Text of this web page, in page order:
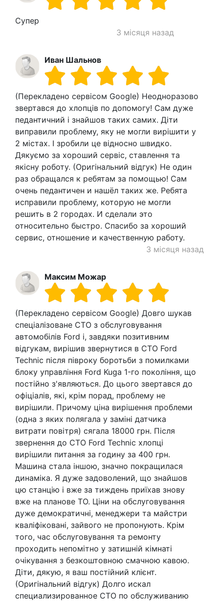
Супер
3 місяця назад
Иван Шальнов
(Перекладено сервісом Google) Неодноразово
звертався до хлопців по допомогу! Сам дуже
педантичний і знайшов таких самих. Діти
виправили проблему, яку не могли вирішити у
2 містах. І зробили це відносно швидко.
Дякуємо за хороший сервіс, ставлення та
якісну роботу. (Оригінальний відгук) Не один
раз обращался к ребятам за помощью! Сам
очень педантичен и нашёл таких же. Ребята
исправили проблему, которую не могли
решить в 2 городах. И сделали это
относительно быстро. Спасибо за хороший
сервис, отношение и качественную работу.
3 місяця назад
Максим Можар
(Перекладено сервісом Google) Довго шукав
спеціалізоване СТО з обслуговування
автомобілів Ford і, завдяки позитивним
відгукам, вирішив звернутися в СТО Ford
Technic після півроку боротьби з помилками
блоку управління Ford Kuga 1-го покоління, що
постійно з'являються. До цього звертався до
офіціалів, які, крім порад, проблему не
вирішили. Причому ціна вирішення проблеми
(одна з яких полягала у заміні датчика
витрати повітря) сягала 18000 грн. Після
звернення до СТО Ford Technic хлопці
вирішили питання за годину за 400 грн.
Машина стала іншою, значно покращилася
динаміка. Я дуже задоволений, що знайшов
цю станцію і вже за тиждень приїхав знову
вже на планове ТО. Ціни на обслуговування
дуже демократичні, менеджери та майстри
кваліфіковані, зайвого не пропонують. Крім
того, час обслуговування та ремонту
проходить непомітно у затишній кімнаті
очікування з безкоштовною смачною кавою.
Діти, дякую, я ваш постійний клієнт.
(Оригінальний відгук) Долго искал
специализированное СТО по обслуживанию